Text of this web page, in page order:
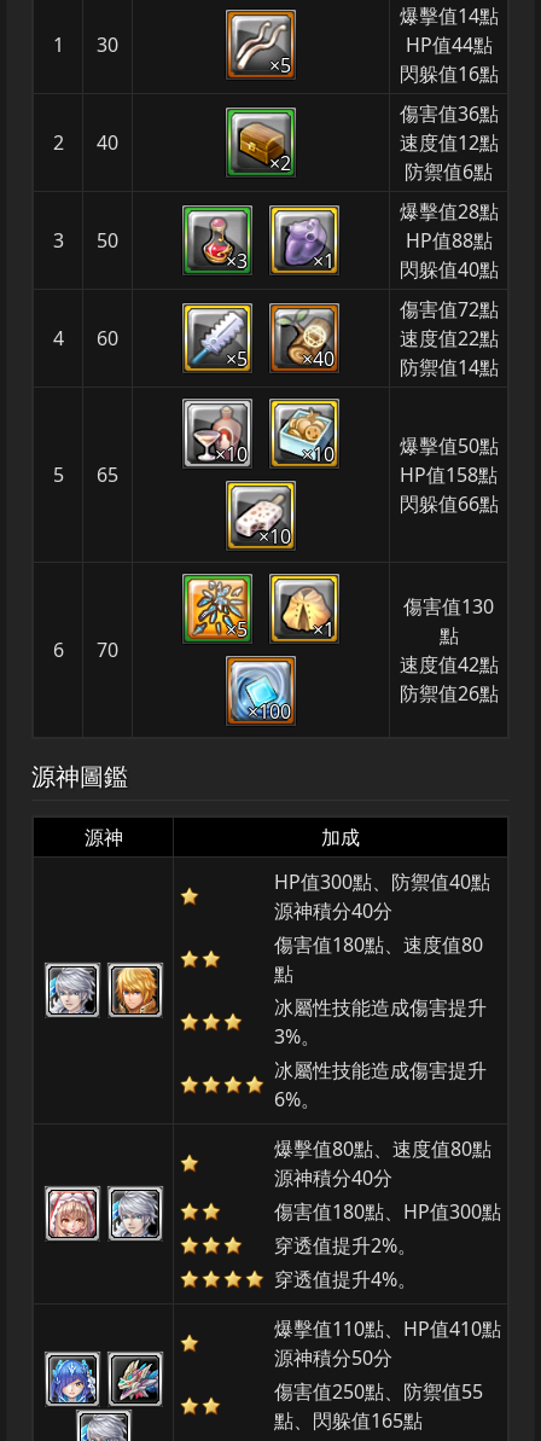
1 30
×5
爆擊值14點
HP值44點
閃躲值16點
2 40
×2
傷害值36點
速度值12點
防禦值6點
3 50
×3 ×1
爆擊值28點
HP值88點
閃躲值40點
4 60
×5 ×40
傷害值72點
速度值22點
防禦值14點
5 65
×10 ×10
×10
爆擊值50點
HP值158點
閃躲值66點
6 70
×5 ×1
×100
傷害值130
點
速度值42點
防禦值26點
源神圖鑑
源神
加成
HP值300點、防禦值40點
源神積分40分
傷害值180點、速度值80
點
冰屬性技能造成傷害提升
3%。
冰屬性技能造成傷害提升
6%。
爆擊值80點、速度值80點
源神積分40分
傷害值180點、HP值300點
穿透值提升2%。
穿透值提升4%。
爆擊值110點、HP值410點
源神積分50分
傷害值250點、防禦值55
點、閃躲值165點